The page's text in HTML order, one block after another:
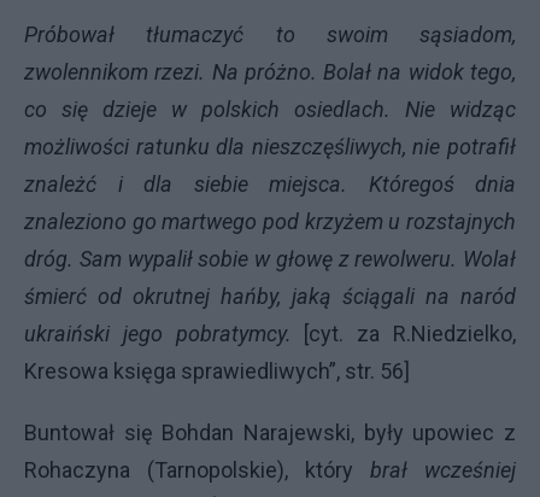
Próbował tłumaczyć to swoim sąsiadom,
zwolennikom rzezi. Na próżno. Bolał na widok tego,
co się dzieje w polskich osiedlach. Nie widząc
możliwości ratunku dla nieszczęśliwych, nie potrafił
znależć i dla siebie miejsca. Któregoś dnia
znaleziono go martwego pod krzyżem u rozstajnych
dróg. Sam wypalił sobie w głowę z rewolweru. Wolał
śmierć od okrutnej hańby, jaką ściągali na naród
ukraiński jego pobratymcy.
[cyt. za R.Niedzielko,
Kresowa księga sprawiedliwych”, str. 56]
Buntował się Bohdan Narajewski, były upowiec z
Rohaczyna (Tarnopolskie), który brał wcześniej